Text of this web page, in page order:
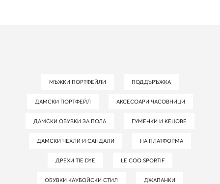
МЪЖКИ ПОРТФЕЙЛИ ПОДДЪРЪЖКА
ДАМСКИ ПОРТФЕЙЛ АКСЕСОАРИ ЧАСОВНИЦИ
ДАМСКИ ОБУВКИ ЗА ПОЛА ГУМЕНКИ И КЕЦОВЕ
ДАМСКИ ЧЕХЛИ И САНДАЛИ НА ПЛАТФОРМА
ДРЕХИ TIE DYE LE COQ SPORTIF
ОБУВКИ КАУБОЙСКИ СТИЛ ДЖАПАНКИ